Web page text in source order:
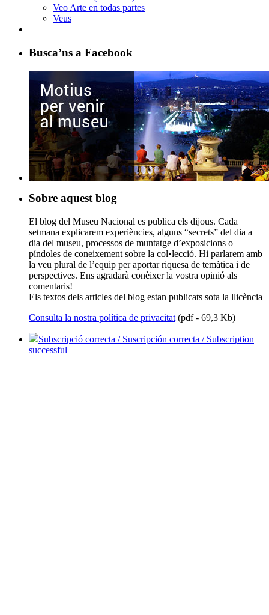
Veo Arte en todas partes
Veus
Busca’ns a Facebook
Sobre aquest blog
El blog del Museu Nacional es publica els dijous. Cada
setmana explicarem experiències, alguns “secrets” del dia a
dia del museu, processos de muntatge d’exposicions o
píndoles de coneixement sobre la col•lecció. Hi parlarem amb
la veu plural de l’equip per aportar riquesa de temàtica i de
perspectives. Ens agradarà conèixer la vostra opinió als
comentaris!
Els textos dels articles del blog estan publicats sota la llicència
Consulta la nostra política de privacitat (pdf - 69,3 Kb)
Subscripció correcta / Suscripción correcta / Subscription
successful